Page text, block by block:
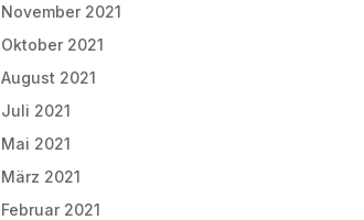
November 2021
Oktober 2021
August 2021
Juli 2021
Mai 2021
März 2021
Februar 2021